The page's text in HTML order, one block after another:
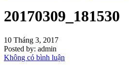
20170309_181530
10 Tháng 3, 2017
Posted by: admin
Không có bình luận